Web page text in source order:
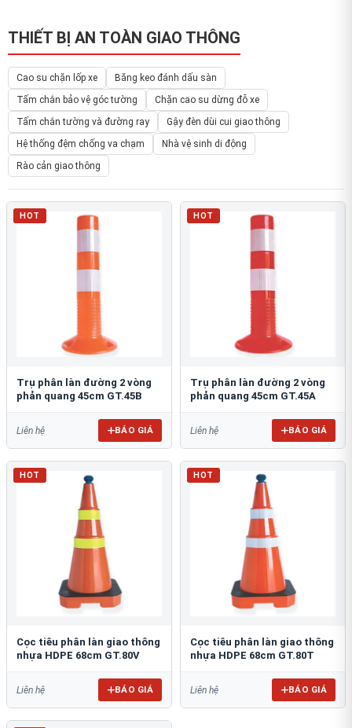
THIẾT BỊ AN TOÀN GIAO THÔNG
Cao su chặn lốp xe
Băng keo đánh dấu sàn
Tấm chắn bảo vệ góc tường
Chặn cao su dừng đỗ xe
Tấm chắn tường và đường ray
Gậy đèn dùi cui giao thông
Hệ thống đệm chống va chạm
Nhà vệ sinh di động
Rào cản giao thông
HOT
Trụ phân làn đường 2 vòng
phản quang 45cm GT.45B
Liên hệ BÁO GIÁ
HOT
Trụ phân làn đường 2 vòng
phản quang 45cm GT.45A
Liên hệ BÁO GIÁ
HOT
Cọc tiêu phân làn giao thông
nhựa HDPE 68cm GT.80V
Liên hệ BÁO GIÁ
HOT
Cọc tiêu phân làn giao thông
nhựa HDPE 68cm GT.80T
Liên hệ BÁO GIÁ